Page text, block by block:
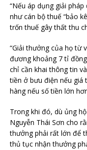
“Nếu áp dụng giải
như cán bộ thuế “bảo
trốn thuế gây thất thu
“Giải thưởng của họ từ
đương khoảng 7 tỉ
chỉ cần khai thông tin
tiền ở bưu điện nếu giá
hàng nếu số tiền lớn
Trong khi đó, dù ủng
Nguyễn Thái Sơn cho
thưởng phải rất lớn để
thủ tục nhận thưởng